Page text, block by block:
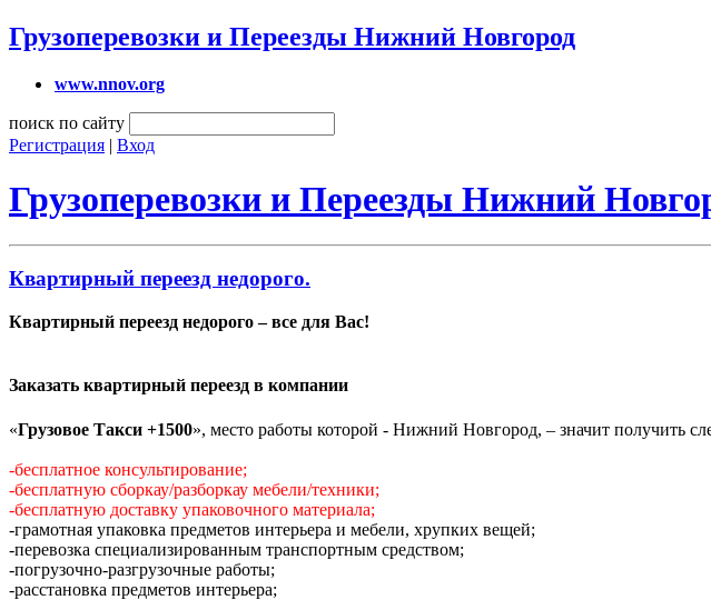
Грузоперевозки и Переезды Нижний Новгород
www.nnov.org
поиск по сайту
Регистрация | Вход
Грузоперевозки и Переезды Нижний
Квартирный переезд недорого.
Квартирный переезд недорого – все для Вас!
Заказать квартирный переезд в компании
«Грузовое Такси +1500», место работы которой - Нижний Новгород, – значит получить
-бесплатное консультирование;
-бесплатную сборкау/разборкау мебели/техники;
-бесплатную доставку упаковочного материала;
-грамотная упаковка предметов интерьера и мебели, хрупких вещей;
-перевозка специализированным транспортным средством;
-погрузочно-разгрузочные работы;
-расстановка предметов интерьера;